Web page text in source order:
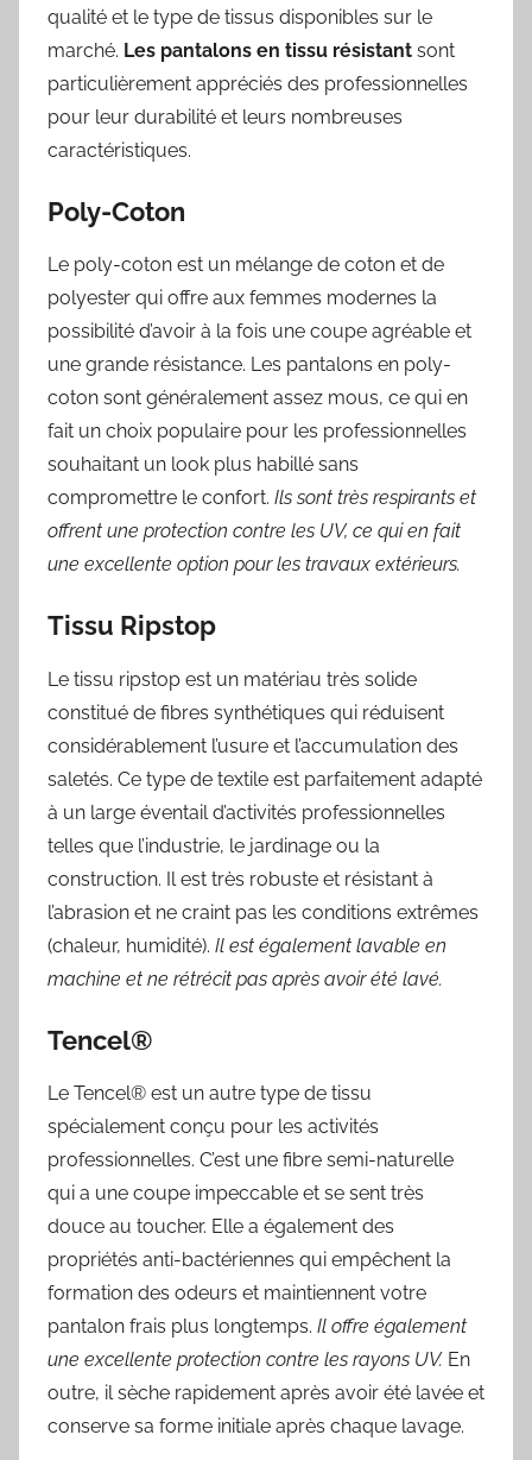
qualité et le type de tissus disponibles sur le
marché. Les pantalons en tissu résistant sont
particulièrement appréciés des professionnelles
pour leur durabilité et leurs nombreuses
caractéristiques.
Poly-Coton
Le poly-coton est un mélange de coton et de
polyester qui offre aux femmes modernes la
possibilité d’avoir à la fois une coupe agréable et
une grande résistance. Les pantalons en poly-
coton sont généralement assez mous, ce qui en
fait un choix populaire pour les professionnelles
souhaitant un look plus habillé sans
compromettre le confort. Ils sont très respirants et
offrent une protection contre les UV, ce qui en fait
une excellente option pour les travaux extérieurs.
Tissu Ripstop
Le tissu ripstop est un matériau très solide
constitué de fibres synthétiques qui réduisent
considérablement l’usure et l’accumulation des
saletés. Ce type de textile est parfaitement adapté
à un large éventail d’activités professionnelles
telles que l’industrie, le jardinage ou la
construction. Il est très robuste et résistant à
l’abrasion et ne craint pas les conditions extrêmes
(chaleur, humidité). Il est également lavable en
machine et ne rétrécit pas après avoir été lavé.
Tencel®
Le Tencel® est un autre type de tissu
spécialement conçu pour les activités
professionnelles. C’est une fibre semi-naturelle
qui a une coupe impeccable et se sent très
douce au toucher. Elle a également des
propriétés anti-bactériennes qui empêchent la
formation des odeurs et maintiennent votre
pantalon frais plus longtemps. Il offre également
une excellente protection contre les rayons UV. En
outre, il sèche rapidement après avoir été lavée et
conserve sa forme initiale après chaque lavage.